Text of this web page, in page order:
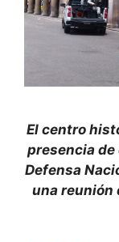
El centro
presencia de
Defensa
una reunión